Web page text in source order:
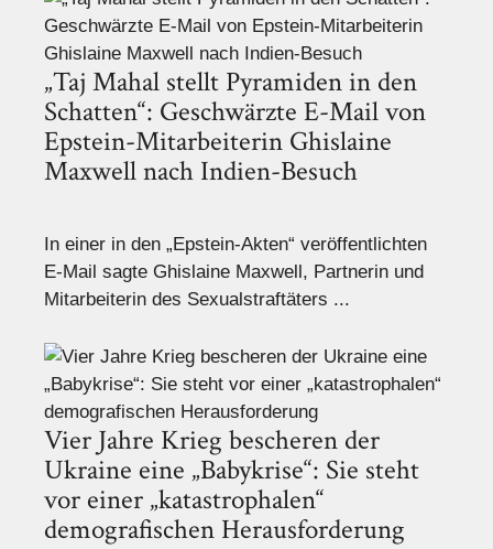
„Taj Mahal stellt Pyramiden in den
Schatten“: Geschwärzte E-Mail von
Epstein-Mitarbeiterin Ghislaine
Maxwell nach Indien-Besuch
In einer in den „Epstein-Akten“ veröffentlichten
E-Mail sagte Ghislaine Maxwell, Partnerin und
Mitarbeiterin des Sexualstraftäters ...
Vier Jahre Krieg bescheren der
Ukraine eine „Babykrise“: Sie steht
vor einer „katastrophalen“
demografischen Herausforderung